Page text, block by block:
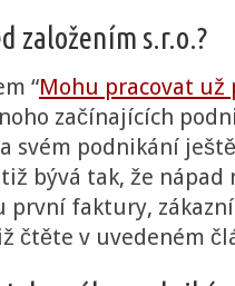
založením s.r.o.?
“Mohu pracovat už
začínajících
svém podnikání
bývá tak, že nápad
první faktury,
čtěte v uvedeném